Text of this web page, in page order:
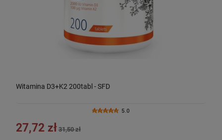
Witamina D3+K2 200tabl - SFD
5.0
27,72 zł 31,50 zł